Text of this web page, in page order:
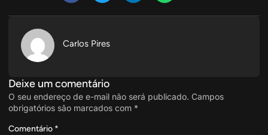
Carlos Pires
Deixe um comentário
O seu endereço de e-mail não será publicado. Campos
obrigatórios são marcados com *
Comentário *